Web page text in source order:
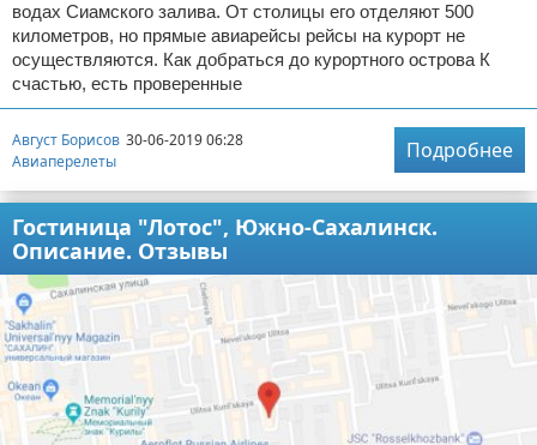
водах Сиамского залива. От столицы его отделяют 500
километров, но прямые авиарейсы рейсы на курорт не
осуществляются. Как добраться до курортного острова К
счастью, есть проверенные
Август Борисов 30-06-2019 06:28
Авиаперелеты
Подробнее
Гостиница "Лотос", Южно-Сахалинск.
Описание. Отзывы